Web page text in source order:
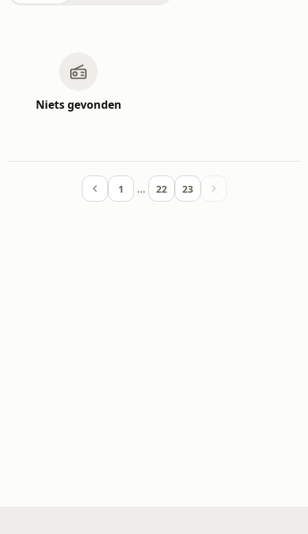
Niets gevonden
1 … 22 23